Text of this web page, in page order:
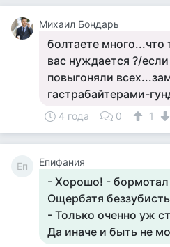
Михаил Бондарь
болтаете много...что
вас нуждается ?/
повыгоняли
гастрабайтерами-
4 года 0 1
Еп Епифания
- Хорошо! - бормотал
Ощербатя
- Только оченно уж
Да иначе и быть не